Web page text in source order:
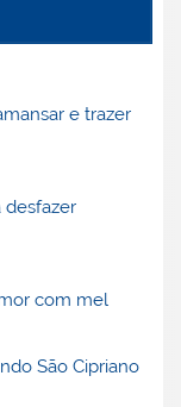
e trazer
desfazer
com mel
São Cipriano